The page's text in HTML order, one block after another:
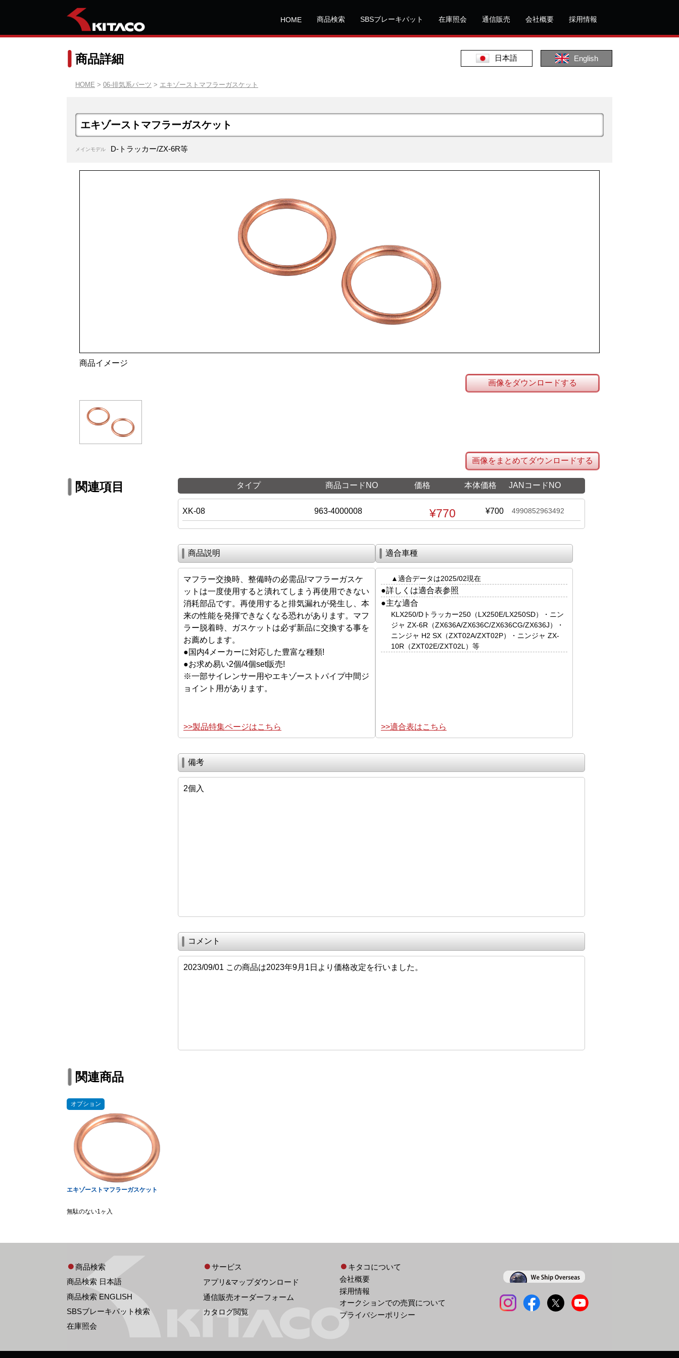
HOME 商品検索 SBSブレーキパット 在庫照会 通信販売 会社概要 採用情報
日本語 English
商品詳細
HOME > 06-排気系パーツ > エキゾーストマフラーガスケット
エキゾーストマフラーガスケット
メインモデル D-トラッカー/ZX-6R等
商品イメージ
画像をダウンロードする
画像をまとめてダウンロードする
関連項目 タイプ 商品コードNO 価格 本体価格 JANコードNO
XK-08 963-4000008 ¥770 ¥700 4990852963492
商品説明
マフラー交換時、整備時の必需品!マフラーガスケ
ットは一度使用すると潰れてしまう再使用できない
消耗部品です。再使用すると排気漏れが発生し、本
来の性能を発揮できなくなる恐れがあります。マフ
ラー脱着時、ガスケットは必ず新品に交換する事を
お薦めします。
●国内4メーカーに対応した豊富な種類!
●お求め易い2個/4個set販売!
※一部サイレンサー用やエキゾーストパイプ中間ジ
ョイント用があります。
>>製品特集ページはこちら
適合車種
▲適合データは2025/02現在
●詳しくは適合表参照
●主な適合
KLX250/Dトラッカー250（LX250E/LX250SD）・ニン
ジャ ZX-6R（ZX636A/ZX636C/ZX636CG/ZX636J）・
ニンジャ H2 SX（ZXT02A/ZXT02P）・ニンジャ ZX-
10R（ZXT02E/ZXT02L）等
>>適合表はこちら
備考
2個入
コメント
2023/09/01 この商品は2023年9月1日より価格改定を行いました。
関連商品
オプション
エキゾーストマフラーガスケット
無駄のない1ヶ入
商品検索
商品検索 日本語
商品検索 ENGLISH
SBSブレーキパット検索
在庫照会
サービス
アプリ&マップダウンロード
通信販売オーダーフォーム
カタログ閲覧
キタコについて
会社概要
採用情報
オークションでの売買について
プライバシーポリシー